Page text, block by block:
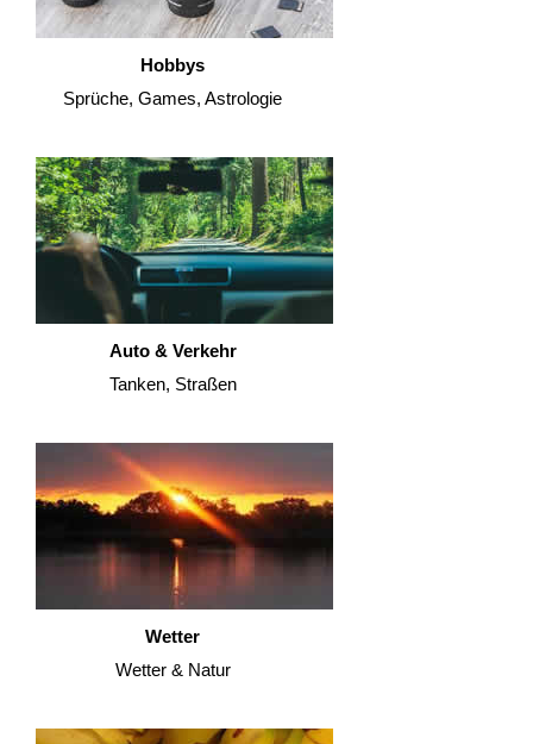
Hobbys
Sprüche, Games, Astrologie
Auto & Verkehr
Tanken, Straßen
Wetter
Wetter & Natur